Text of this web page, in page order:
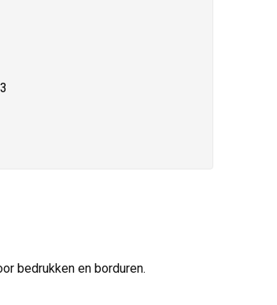
bedrukken en borduren.